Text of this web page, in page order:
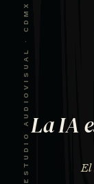
ESTUDIO AUDIOVISUAL · CDMXLa IA
El